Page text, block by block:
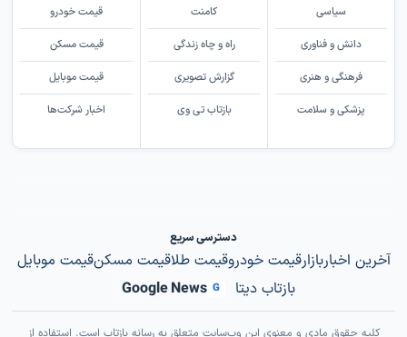
سیاسی
دانش و فناوری
فرهنگی و هنری
پزشکی و سلامت
کامنت
راه و چاه زندگی
گزارش تصویری
بازتاب تی وی
قیمت خودرو
قیمت مسکن
قیمت موبایل
اخبار شرکت‌ها
دسترسی سریع
آخرین اخباربازارقیمت خودروقیمت طلاقیمت مسکنقیمت موبایل
بازتاب دیتا
G
Google News
کلیه حقوق مادی و معنوی این وب‌سایت متعلق به رسانه بازتاب است. استفاده از